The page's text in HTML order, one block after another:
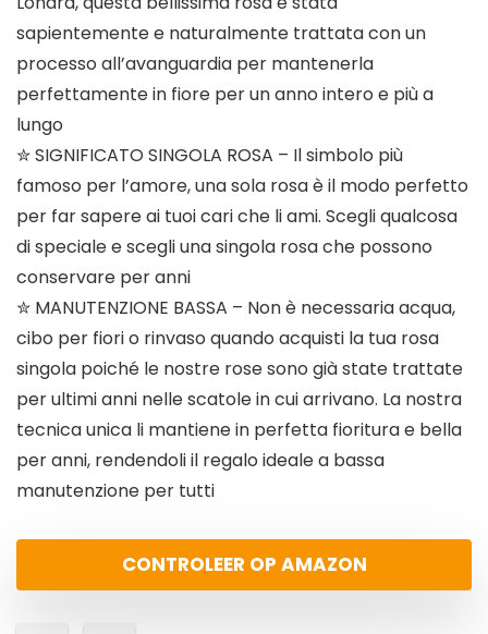
sapientemente e naturalmente trattata con un
processo all’avanguardia per mantenerla
perfettamente in fiore per un anno intero e più a
lungo
✮ SIGNIFICATO SINGOLA ROSA – Il simbolo più
famoso per l’amore, una sola rosa è il modo perfetto
per far sapere ai tuoi cari che li ami. Scegli qualcosa
di speciale e scegli una singola rosa che possono
conservare per anni
✮ MANUTENZIONE BASSA – Non è necessaria acqua,
cibo per fiori o rinvaso quando acquisti la tua rosa
singola poiché le nostre rose sono già state trattate
per ultimi anni nelle scatole in cui arrivano. La nostra
tecnica unica li mantiene in perfetta fioritura e bella
per anni, rendendoli il regalo ideale a bassa
manutenzione per tutti
CONTROLEER OP AMAZON